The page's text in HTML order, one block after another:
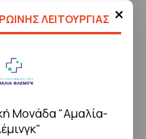
×
ΛΕΙΤΟΥΡΓΙΑΣ
Μονάδα "Αμαλία-